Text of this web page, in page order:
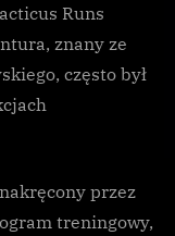
Runs
znany ze
często był
przez
treningowy,